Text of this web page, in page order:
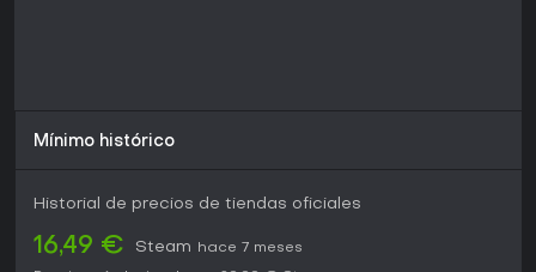
Mínimo histórico
Historial de precios de tiendas oficiales
16,49 € Steam
hace 7 meses